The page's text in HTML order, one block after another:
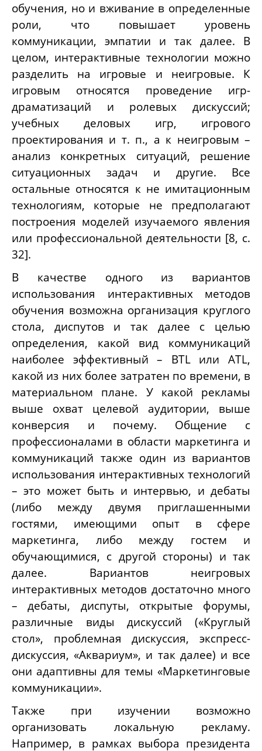
обучения, но и вживание в определенные
роли, что повышает уровень
коммуникации, эмпатии и так далее. В
целом, интерактивные технологии можно
разделить на игровые и неигровые. К
игровым относятся проведение игр-
драматизаций и ролевых дискуссий;
учебных деловых игр, игрового
проектирования и т. п., а к неигровым –
анализ конкретных ситуаций, решение
ситуационных задач и другие. Все
остальные относятся к не имитационным
технологиям, которые не предполагают
построения моделей изучаемого явления
или профессиональной деятельности [8, с.
32].
В качестве одного из вариантов
использования интерактивных методов
обучения возможна организация круглого
стола, диспутов и так далее с целью
определения, какой вид коммуникаций
наиболее эффективный – ВTLили АTL,
какой из них более затратен по времени, в
материальном плане. У какой рекламы
выше охват целевой аудитории, выше
конверсия и почему. Общение с
профессионалами в области маркетинга и
коммуникаций также один из вариантов
использования интерактивных технологий
– это может быть и интервью, и дебаты
(либо между двумя приглашенными
гостями, имеющими опыт в сфере
маркетинга, либо между гостем и
обучающимися, с другой стороны) и так
далее. Вариантов неигровых
интерактивных методов достаточно много
– дебаты, диспуты, открытые форумы,
различные виды дискуссий («Круглый
стол», проблемная дискуссия, экспресс-
дискуссия, «Аквариум», и так далее) и все
они адаптивны для темы «Маркетинговые
коммуникации».
Также при изучении возможно
организовать локальную рекламу.
Например, в рамках выбора президента